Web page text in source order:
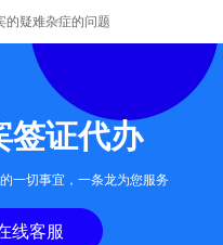
的疑难杂症的问题
签证代办
一切事宜，一条龙为您服务
线客服